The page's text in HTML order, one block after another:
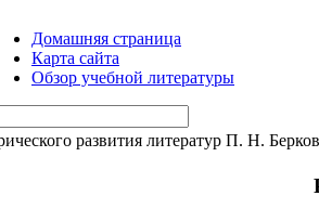
Домашняя страница
Карта сайта
Обзор учебной литературы
развития литератур П. Н. Берков